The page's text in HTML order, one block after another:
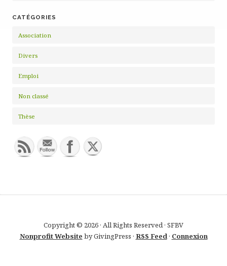
CATÉGORIES
Association
Divers
Emploi
Non classé
Thèse
Copyright © 2026 · All Rights Reserved · SFBV
Nonprofit Website by GivingPress · RSS Feed· Connexion